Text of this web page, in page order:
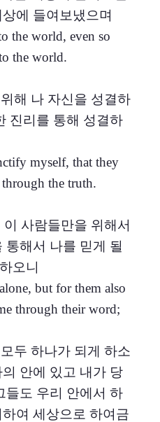
에 들여보냈으며
the world, even so
the world.
해 나 자신을 성결하
진리를 통해 성결하
myself, that they
the truth.
사람들만을 위해서
통해서 나를 믿게 될
오니
but for them also
through their word;
두 하나가 되게 하소
안에 있고 내가 당
들도 우리 안에서 하
여 세상으로 하여금